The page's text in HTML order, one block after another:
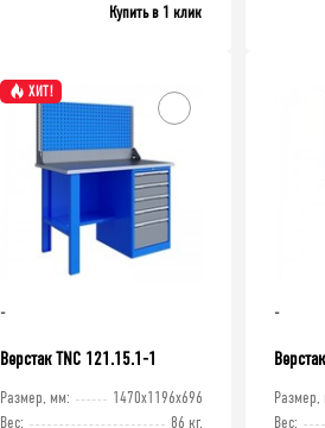
Купить в 1 клик
ХИТ!
-
Верстак TNC 121.15.1-1
Размер, мм:
1470x1196x696
Вес:
86 кг.
-
Размер,
Вес: